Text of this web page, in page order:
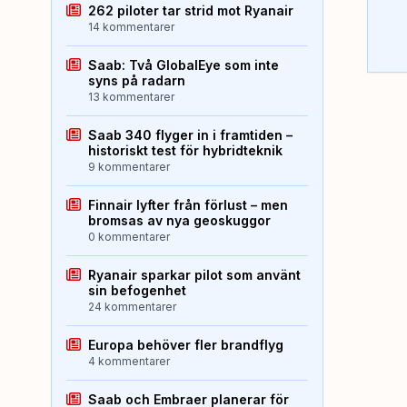
262 piloter tar strid mot Ryanair
14 kommentarer
Saab: Två GlobalEye som inte
syns på radarn
13 kommentarer
Saab 340 flyger in i framtiden –
historiskt test för hybridteknik
9 kommentarer
Finnair lyfter från förlust – men
bromsas av nya geoskuggor
0 kommentarer
Ryanair sparkar pilot som använt
sin befogenhet
24 kommentarer
Europa behöver fler brandflyg
4 kommentarer
Saab och Embraer planerar för